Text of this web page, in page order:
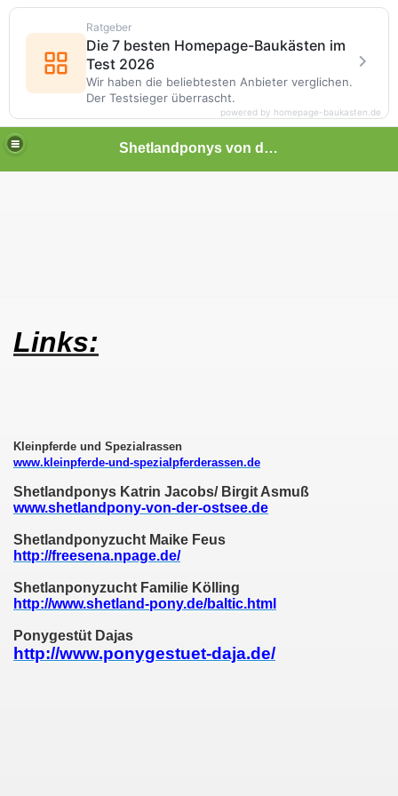
Shetlandponys von der Mooswiese
Links:
Kleinpferde und Spezialrassen
www.kleinpferde-und-spezialpferderassen.de
Shetlandponys Katrin Jacobs/ Birgit Asmuß
www.shetlandpony-von-der-ostsee.de
Shetlandponyzucht Maike Feus
http://freesena.npage.de/
Shetlanponyzucht Familie Kölling
http://www.shetland-pony.de/baltic.html
Ponygestüt Dajas
http://www.ponygestuet-daja.de/
Ratgeber
Die 7 besten Homepage-Baukästen im
Test 2026
Wir haben die beliebtesten Anbieter verglichen.
Der Testsieger überrascht.
powered by homepage-baukasten.de